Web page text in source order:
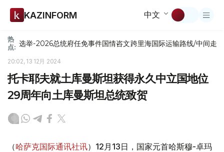
KAZINFORM 中文
热
点: 选举-2026总统府任免事件国情咨文跨里海国际运输路线/中间走廊
20:02, 13 12月 2024
托卡耶夫就土库曼斯坦获得永久中立国地位
29周年向土库曼斯坦总统致贺
（哈萨克国际通讯社讯）12月13日，国家元首哈斯穆-卓玛